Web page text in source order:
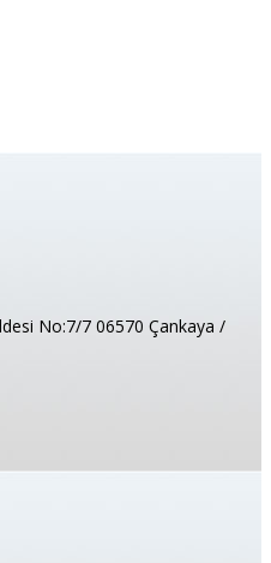
No:7/7 06570 Çankaya /